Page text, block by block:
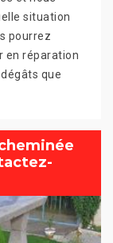
situation
pourrez
en réparation
que